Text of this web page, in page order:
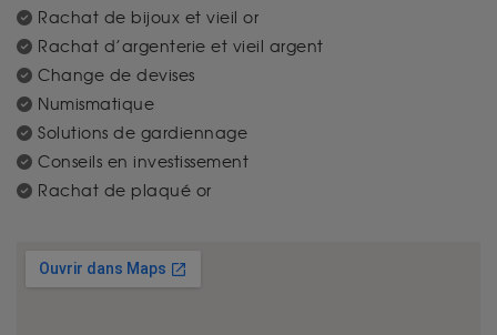
Rachat de bijoux et vieil or
Rachat d’argenterie et vieil argent
Change de devises
Numismatique
Solutions de gardiennage
Conseils en investissement
Rachat de plaqué or